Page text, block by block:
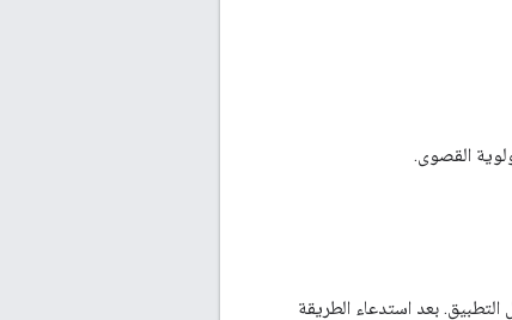
القصوى.
بعد استدعاء الطريقة